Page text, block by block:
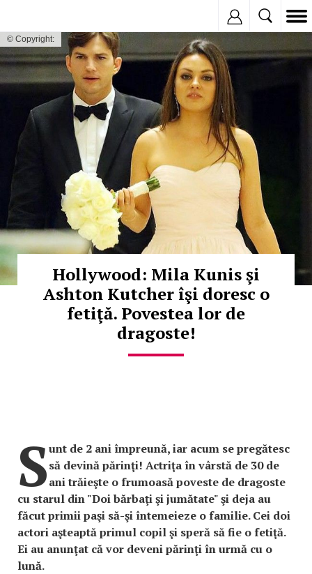
© Copyright:
Hollywood: Mila Kunis şi
Ashton Kutcher îşi doresc o
fetiţă. Povestea lor de
dragoste!
Sunt de 2 ani împreună, iar acum se pregătesc
să devină părinţi! Actriţa în vârstă de 30 de
ani trăieşte o frumoasă poveste de dragoste
cu starul din "Doi bărbaţi şi jumătate" şi deja au
făcut primii paşi să-şi întemeieze o familie. Cei doi
actori aşteaptă primul copil şi speră să fie o fetiţă.
Ei au anunţat că vor deveni părinţi în urmă cu o
lună.